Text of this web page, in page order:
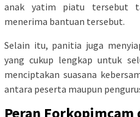
anak yatim piatu tersebut
menerima bantuan tersebut.
Selain itu, panitia juga
yang cukup lengkap untuk
menciptakan suasana
antara peserta maupun